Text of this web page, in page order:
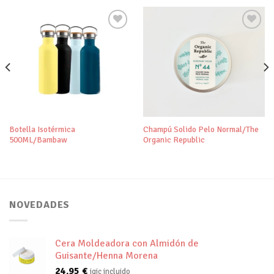
Botella Isotérmica
500ML/Bambaw
Champú Solido Pelo Normal/The
Organic Republic
NOVEDADES
Cera Moldeadora con Almidón de
Guisante/Henna Morena
24,95 € igic incluido